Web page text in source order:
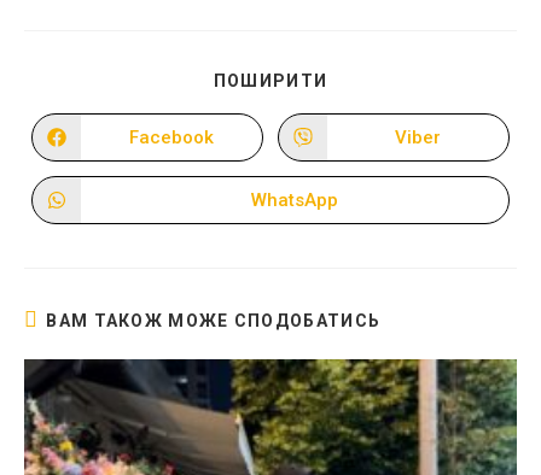
ПОШИРИТИ
ВМІСТОМ
Відкрити
в
новому
Facebook
Відкрити
в
новому
Viber
Відкрити
в
WhatsApp
ВАМ ТАКОЖ МОЖЕ СПОДОБАТИСЬ